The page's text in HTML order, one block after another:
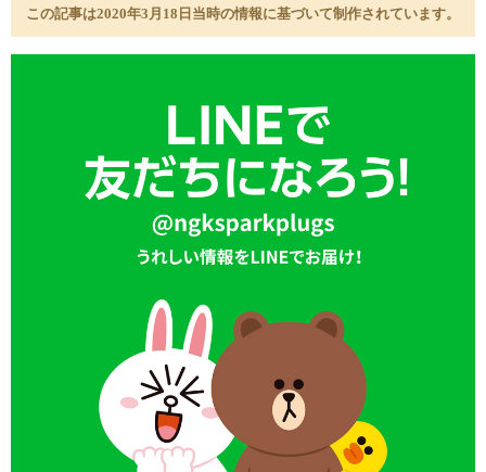
この記事は2020年3月18日当時の情報に基づいて制作されています。